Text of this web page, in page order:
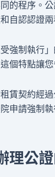
的程序。
自認認證兩
強制執行
個特點讓
賃契約經
申請強制
理公